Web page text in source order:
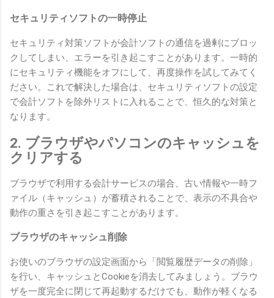
セキュリティソフトの一時停止
セキュリティ対策ソフトが会計ソフトの通信を過剰にブロッ
クしてしまい、エラーを引き起こすことがあります。一時的
にセキュリティ機能をオフにして、再度操作を試してみてく
ださい。これで解決した場合は、セキュリティソフトの設定
で会計ソフトを除外リストに入れることで、恒久的な対策と
なります。
2. ブラウザやパソコンのキャッシュを
クリアする
ブラウザで利用する会計サービスの場合、古い情報や一時フ
ァイル（キャッシュ）が蓄積されることで、表示の不具合や
動作の重さを引き起こすことがあります。
ブラウザのキャッシュ削除
お使いのブラウザの設定画面から「閲覧履歴データの削除」
を行い、キャッシュとCookieを消去してみましょう。ブラウ
ザを一度完全に閉じて再起動するだけでも、動作が軽くなる